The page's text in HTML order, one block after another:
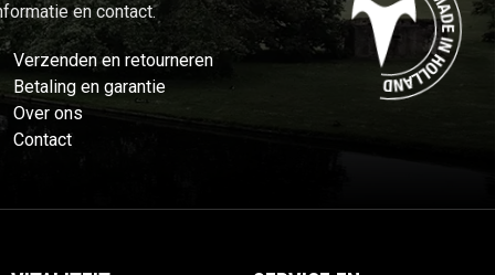
en contact.
Verzenden en retourneren
Betaling en garantie
Over ons
Contact